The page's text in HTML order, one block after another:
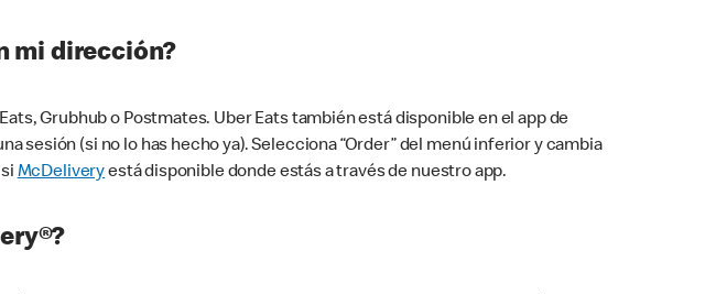
mi dirección?
Grubhub o Postmates. Uber Eats también está disponible en el app de
sesión (si no lo has hecho ya). Selecciona “Order” del menú inferior y cambia
McDeliveryestá disponible donde estás a través de nuestro app.